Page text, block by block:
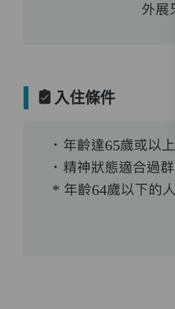
外展
入住條件
．年齡達65歲或以上
．精神狀態適合過群
* 年齡64歲以下的